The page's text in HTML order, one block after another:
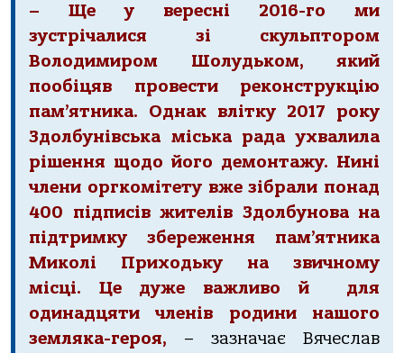
– Ще у вересні 2016-го ми
зустрічалися зі скульптором
Володимиром Шолудьком, який
пообіцяв провести реконструкцію
пам’ятника. Однак влітку 2017 року
Здолбунівська міська рада ухвалила
рішення щодо його демонтажу. Нині
члени оргкомітету вже зібрали понад
400 підписів жителів Здолбунова на
підтримку збереження пам’ятника
Миколі Приходьку на звичному
місці. Це дуже важливо й для
одинадцяти членів родини нашого
земляка-героя, – зазначає Вячеслав